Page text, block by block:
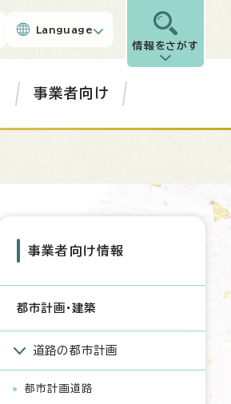
Language
情報をさがす
事業者向け
事業者向け情報
都市計画・建築
道路の都市計画
都市計画道路